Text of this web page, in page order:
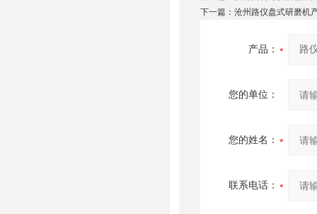
下一篇： 沧州路仪盘式研磨机
产品：
您的单位：
您的姓名：
联系电话：